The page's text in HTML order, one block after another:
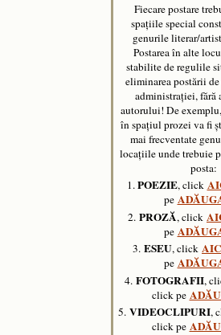
Fiecare postare
spaţiile special
genurile literar/
Postarea în alte
stabilite de regulile
eliminarea postării
administraţiei, fără
autorului! De
în spațiul prozei va fi
mai frecventate
locațiile unde trebuie
posta:
1.POEZIE, click
pe
2. PROZĂ, click
pe
3. ESEU, click
pe
4. FOTOGRAFII,
click pe
5. VIDEOCLIPURI,
click pe